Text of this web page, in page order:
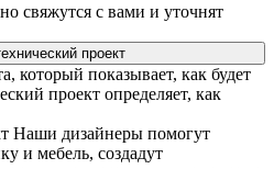
свяжутся с вами и уточнят
проект
который показывает, как будет
проект определяет, как
Наши дизайнеры помогут
и мебель, создадут